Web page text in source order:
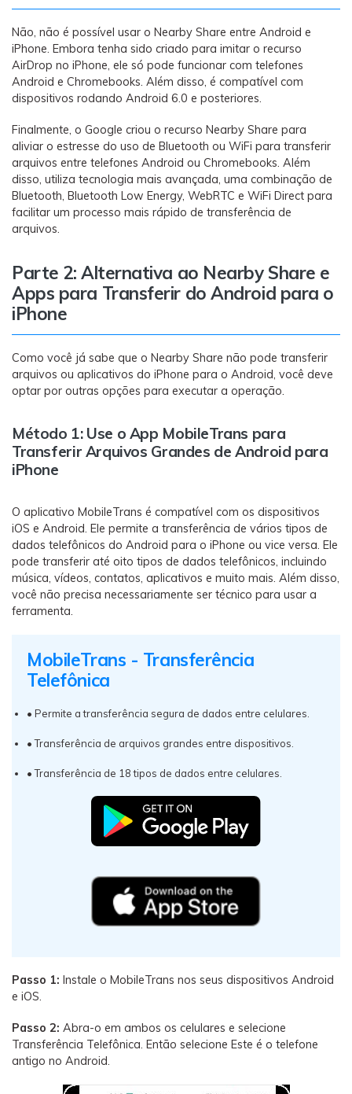
Não, não é possível usar o Nearby Share entre Android e
iPhone. Embora tenha sido criado para imitar o recurso
AirDrop no iPhone, ele só pode funcionar com telefones
Android e Chromebooks. Além disso, é compatível com
dispositivos rodando Android 6.0 e posteriores.
Finalmente, o Google criou o recurso Nearby Share para
aliviar o estresse do uso de Bluetooth ou WiFi para transferir
arquivos entre telefones Android ou Chromebooks. Além
disso, utiliza tecnologia mais avançada, uma combinação de
Bluetooth, Bluetooth Low Energy, WebRTC e WiFi Direct para
facilitar um processo mais rápido de transferência de
arquivos.
Parte 2: Alternativa ao Nearby Share e
Apps para Transferir do Android para o
iPhone
Como você já sabe que o Nearby Share não pode transferir
arquivos ou aplicativos do iPhone para o Android, você deve
optar por outras opções para executar a operação.
Método 1: Use o App MobileTrans para
Transferir Arquivos Grandes de Android para
iPhone
O aplicativo MobileTrans é compatível com os dispositivos
iOS e Android. Ele permite a transferência de vários tipos de
dados telefônicos do Android para o iPhone ou vice versa. Ele
pode transferir até oito tipos de dados telefônicos, incluindo
música, vídeos, contatos, aplicativos e muito mais. Além disso,
você não precisa necessariamente ser técnico para usar a
ferramenta.
MobileTrans - Transferência
Telefônica
• Permite a transferência segura de dados entre celulares.
• Transferência de arquivos grandes entre dispositivos.
• Transferência de 18 tipos de dados entre celulares.
Passo 1: Instale o MobileTrans nos seus dispositivos Android
e iOS.
Passo 2: Abra-o em ambos os celulares e selecione
Transferência Telefônica. Então selecione Este é o telefone
antigo no Android.